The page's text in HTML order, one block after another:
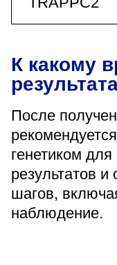
К какому
После
генетиком
результатов
шагов,
наблюдение.